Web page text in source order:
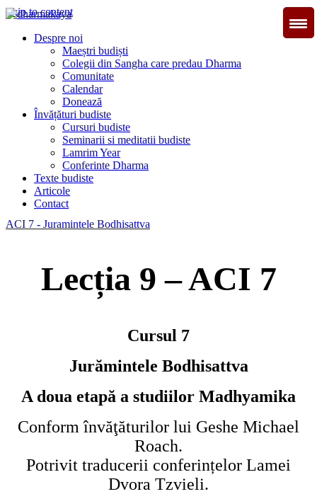
Skip to content
Dharmakaya
înțelepciune pentru viață
Despre noi
Maeștri budiști
Colegii din Sangha care predau Dharma
Comunitate
Calendar
Donează
Învățături budiste
Cursuri budiste
Seminarii si meditatii budiste
Lamrim Year
Conferinte Dharma
Texte budiste
Articole
Contact
ACI 7 - Juramintele Bodhisattva
Lecția 9 – ACI 7
Cursul 7
Jurămintele Bodhisattva
A doua etapă a studiilor Madhyamika
Conform învăţăturilor lui Geshe Michael
Roach.
Potrivit traducerii conferințelor Lamei
Dvora Tzvieli.